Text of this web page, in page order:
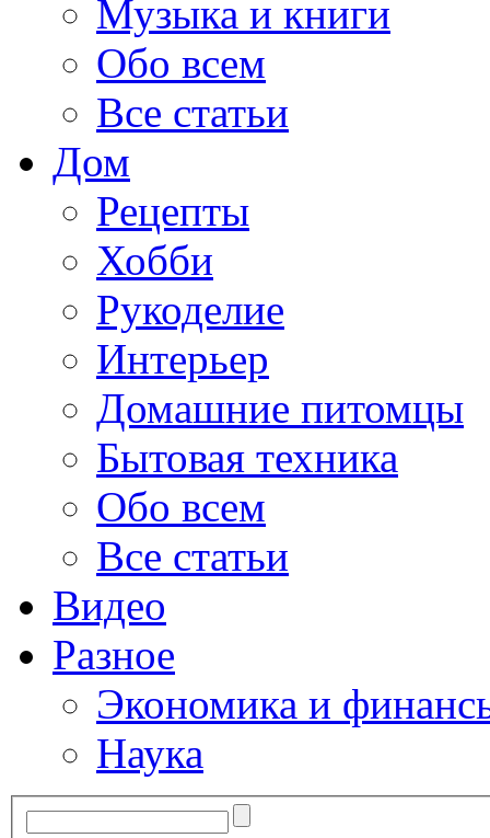
Музыка и книги
Обо всем
Все статьи
Дом
Рецепты
Хобби
Рукоделие
Интерьер
Домашние питомцы
Бытовая техника
Обо всем
Все статьи
Видео
Разное
Экономика и
Наука